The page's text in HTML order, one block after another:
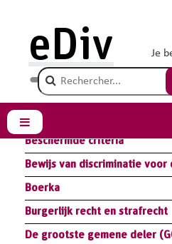
Je
Champ de recherche
eDiv
Zijpaneel
Bibliotheek
Samenvatting Module Wet:
Samenvatting Module
Beschermde criteria
Bewijs van discriminatie
Boerka
Burgerlijk recht en strafrecht
De grootste gemene deler